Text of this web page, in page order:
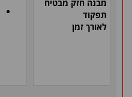
מבנה חזק מבטיח
תפקוד
לאורך זמן